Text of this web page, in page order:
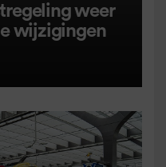
weer
wijzigingen